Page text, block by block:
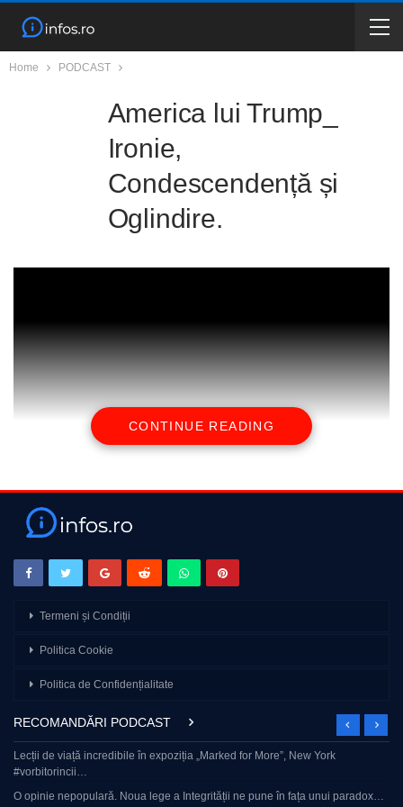
Home PODCAST
America lui Trump_
Ironie,
Condescendență și
Oglindire.
CONTINUE READING
Termeni și Condiții
Politica Cookie
Politica de Confidențialitate
RECOMANDĂRI PODCAST
Lecții de viață incredibile în expoziția „Marked for More”, New York
#vorbitorincii…
O opinie nepopulară. Noua lege a Integrității ne pune în fața unui paradox…